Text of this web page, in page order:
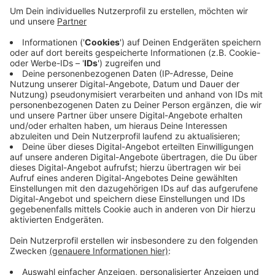
Das hat die Polizei mitgeteilt. Der Motorradfahrer war
mit deutlich überhöhter Geschwindigkeit auf der
Düsseldorfer Straße unterwegs. Auf der Kreuzung zur
Raiffeisenstraße fuhr er bei Rot über die Ampel und
prallte er mit einem Auto zusammen. Den anderen
beiden Unfallbeteiligten - der Beifahrerin auf dem
Motorrad und einer Autofahrerin geht es besser, wie
die Polizei mitteilt. Sie befinden sich außer
Lebensgefahr.
Anzeige